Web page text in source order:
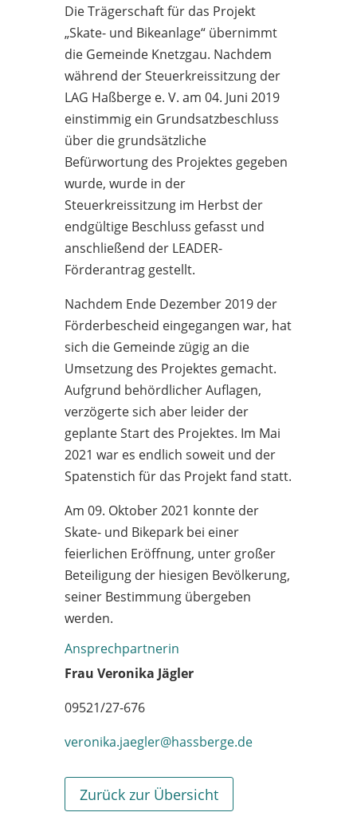
Die Trägerschaft für das Projekt
„Skate- und Bikeanlage“ übernimmt
die Gemeinde Knetzgau. Nachdem
während der Steuerkreissitzung der
LAG Haßberge e. V. am 04. Juni 2019
einstimmig ein Grundsatzbeschluss
über die grundsätzliche
Befürwortung des Projektes gegeben
wurde, wurde in der
Steuerkreissitzung im Herbst der
endgültige Beschluss gefasst und
anschließend der LEADER-
Förderantrag gestellt.
Nachdem Ende Dezember 2019 der
Förderbescheid eingegangen war, hat
sich die Gemeinde zügig an die
Umsetzung des Projektes gemacht.
Aufgrund behördlicher Auflagen,
verzögerte sich aber leider der
geplante Start des Projektes. Im Mai
2021 war es endlich soweit und der
Spatenstich für das Projekt fand statt.
Am 09. Oktober 2021 konnte der
Skate- und Bikepark bei einer
feierlichen Eröffnung, unter großer
Beteiligung der hiesigen Bevölkerung,
seiner Bestimmung übergeben
werden.
Ansprechpartnerin
Frau Veronika Jägler
09521/27-676
veronika.jaegler@hassberge.de
Zurück zur Übersicht